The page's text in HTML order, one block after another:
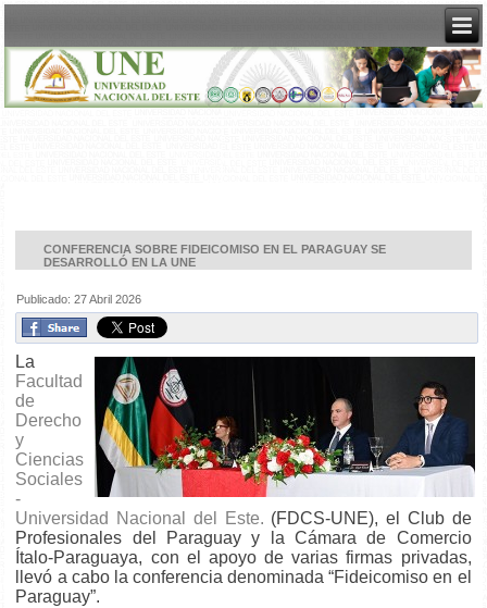
CONFERENCIA SOBRE FIDEICOMISO EN EL PARAGUAY SE
DESARROLLÓ EN LA UNE
Publicado: 27 Abril 2026
La
Facultad
de
Derecho
y
Ciencias
Sociales
-
Universidad Nacional del Este. (FDCS-UNE), el Club de
Profesionales del Paraguay y la Cámara de Comercio
Ítalo-Paraguaya, con el apoyo de varias firmas privadas,
llevó a cabo la conferencia denominada “Fideicomiso en el
Paraguay”.